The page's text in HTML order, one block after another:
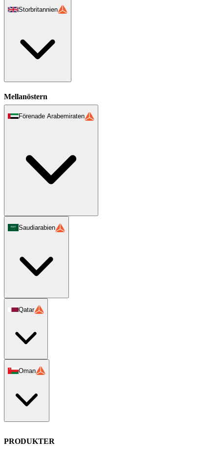
Storbritannien
Mellanöstern
Förenade Arabemiraten
Saudiarabien
Qatar
Oman
PRODUKTER